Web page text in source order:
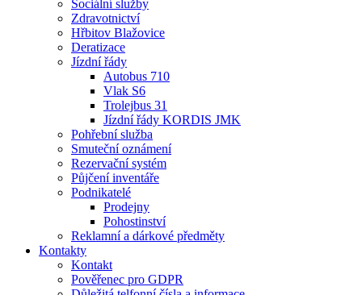
Sociální služby
Zdravotnictví
Hřbitov Blažovice
Deratizace
Jízdní řády
Autobus 710
Vlak S6
Trolejbus 31
Jízdní řády KORDIS JMK
Pohřební služba
Smuteční oznámení
Rezervační systém
Půjčení inventáře
Podnikatelé
Prodejny
Pohostinství
Reklamní a dárkové předměty
Kontakty
Kontakt
Pověřenec pro GDPR